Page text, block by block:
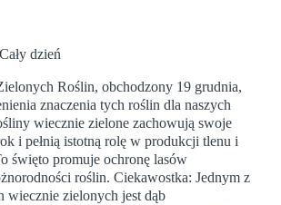
Cały dzień
Roślin, obchodzony 19 grudnia,
znaczenia tych roślin dla naszych
wiecznie zielone zachowują swoje
i pełnią istotną rolę w produkcji tlenu i
święto promuje ochronę lasów
roślin. Ciekawostka: Jednym z
wiecznie zielonych jest dąb